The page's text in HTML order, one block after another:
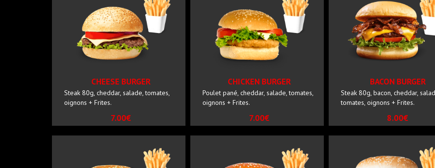
CHEESE BURGER
Steak 80g, cheddar, salade, tomates,
oignons + Frites.
7.00€
CHICKEN BURGER
Poulet pané, cheddar, salade, tomates,
oignons + Frites.
7.00€
BACON BURGER
Steak 80g, bacon, cheddar,
tomates, oignons + Frites.
8.00€